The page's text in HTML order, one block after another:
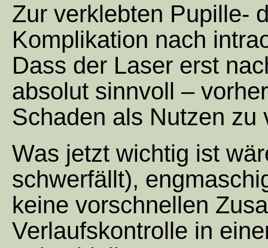
Zur verklebten Pupille-
Komplikation nach
Dass der Laser erst
absolut sinnvoll –
Schaden als Nutzen zu
Was jetzt wichtig ist
schwerfällt),
keine vorschnellen
Verlaufskontrolle in